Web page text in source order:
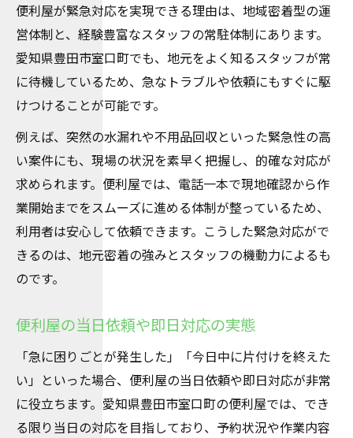
便利屋が緊急対応を実現できる理由は、地域密着型の運
営体制と、経験豊富なスタッフの常駐体制にあります。
愛知県豊田市室口町でも、地元をよく知るスタッフが常
に待機しているため、急なトラブルや依頼にもすぐに駆
けつけることが可能です。
例えば、突然の水漏れや不用品回収といった緊急性の高
い案件にも、現場の状況を素早く把握し、的確な対応が
求められます。便利屋では、電話一本で現地確認から作
業開始までをスムーズに進める体制が整っているため、
利用者は安心して依頼できます。こうした緊急対応がで
きるのは、地元密着の強みとスタッフの機動力によるも
のです。
便利屋の当日依頼や即日対応の実態
「急に困りごとが発生した」「今日中に片付けを終えた
い」といった場合、便利屋の当日依頼や即日対応が非常
に役立ちます。愛知県豊田市室口町の便利屋では、でき
る限り当日の対応を目指しており、予約状況や作業内容